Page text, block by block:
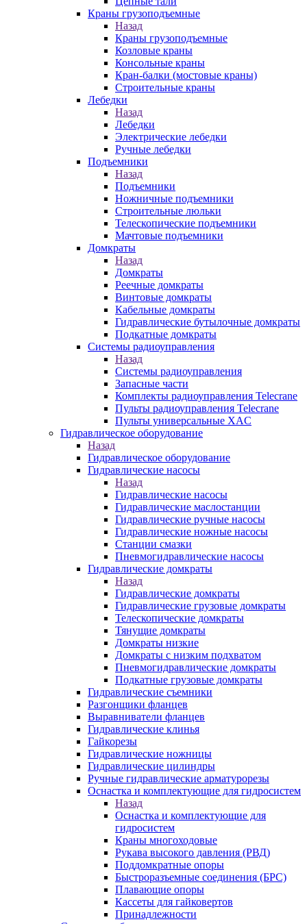
Краны грузоподъемные
Назад
Краны грузоподъемные
Козловые краны
Консольные краны
Кран-балки (мостовые краны)
Строительные краны
Лебедки
Назад
Лебедки
Электрические лебедки
Ручные лебедки
Подъемники
Назад
Подъемники
Ножничные подъемники
Строительные люльки
Телескопические подъемники
Мачтовые подъемники
Домкраты
Назад
Домкраты
Реечные домкраты
Винтовые домкраты
Кабельные домкраты
Гидравлические бутылочные домкраты
Подкатные домкраты
Системы радиоуправления
Назад
Системы радиоуправления
Запасные части
Комплекты радиоуправления Telecrane
Пульты радиоуправления Telecrane
Пульты универсальные XAC
Гидравлическое оборудование
Назад
Гидравлическое оборудование
Гидравлические насосы
Назад
Гидравлические насосы
Гидравлические маслостанции
Гидравлические ручные насосы
Гидравлические ножные насосы
Станции смазки
Пневмогидравлические насосы
Гидравлические домкраты
Назад
Гидравлические домкраты
Гидравлические грузовые домкраты
Телескопические домкраты
Тянущие домкраты
Домкраты низкие
Домкраты с низким подхватом
Пневмогидравлические домкраты
Подкатные грузовые домкраты
Гидравлические съемники
Разгонщики фланцев
Выравниватели фланцев
Гидравлические клинья
Гайкорезы
Гидравлические ножницы
Гидравлические цилиндры
Ручные гидравлические арматурорезы
Оснастка и комплектующие для гидросистем
Назад
Оснастка и комплектующие для
гидросистем
Краны многоходовые
Рукава высокого давления (РВД)
Поддомкратные опоры
Быстроразъемные соединения (БРС)
Плавающие опоры
Кассеты для гайковертов
Принадлежности